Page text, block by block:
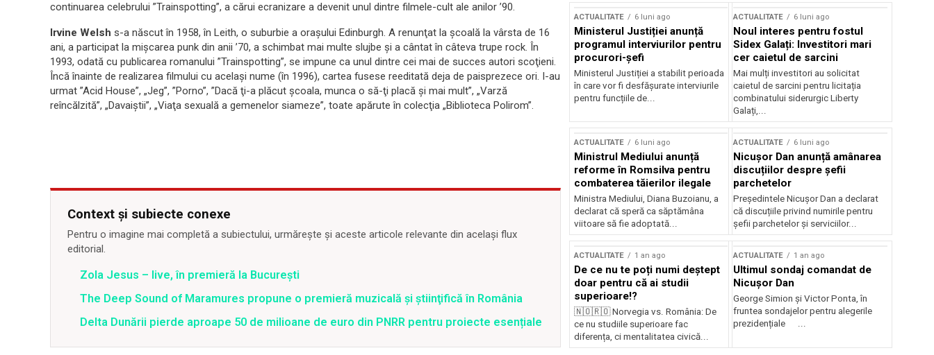
continuarea celebrului ”Trainspotting”, a cărui ecranizare a devenit unul dintre filmele-cult ale anilor ’90.
Irvine Welsh s-a născut în 1958, în Leith, o suburbie a oraşului Edinburgh. A renunţat la şcoală la vârsta de 16
ani, a participat la mişcarea punk din anii ’70, a schimbat mai multe slujbe şi a cântat în câteva trupe rock. În
1993, odată cu publicarea romanului ”Trainspotting”, se impune ca unul dintre cei mai de succes autori scoţieni.
Încă înainte de realizarea filmului cu acelaşi nume (în 1996), cartea fusese reeditată deja de paisprezece ori. I-au
urmat ”Acid House”, „Jeg”, ”Porno”, ”Dacă ţi-a plăcut şcoala, munca o să-ţi placă şi mai mult”, „Varză
reîncălzită”, „Davaiştii”, „Viaţa sexuală a gemenelor siameze”, toate apărute în colecţia „Biblioteca Polirom”.
Context și subiecte conexe
Pentru o imagine mai completă a subiectului, urmărește și aceste articole relevante din același flux
editorial.
Zola Jesus – live, în premieră la București
The Deep Sound of Maramures propune o premieră muzicală şi ştiinţifică în România
Delta Dunării pierde aproape 50 de milioane de euro din PNRR pentru proiecte esențiale
ACTUALITATE 6 luni ago
Ministerul Justiției anunță
programul interviurilor pentru
procurori-șefi
Ministerul Justiției a stabilit perioada
în care vor fi desfășurate interviurile
pentru funcțiile de...
ACTUALITATE 6 luni ago
Noul interes pentru fostul
Sidex Galați: Investitori mari
cer caietul de sarcini
Mai mulți investitori au solicitat
caietul de sarcini pentru licitația
combinatului siderurgic Liberty
Galați,...
ACTUALITATE 6 luni ago
Ministrul Mediului anunță
reforme în Romsilva pentru
combaterea tăierilor ilegale
Ministra Mediului, Diana Buzoianu, a
declarat că speră ca săptămâna
viitoare să fie adoptată...
ACTUALITATE 6 luni ago
Nicușor Dan anunță amânarea
discuțiilor despre șefii
parchetelor
Președintele Nicușor Dan a declarat
că discuțiile privind numirile pentru
șefii parchetelor și serviciilor...
ACTUALITATE 1 an ago
De ce nu te poți numi deștept
doar pentru că ai studii
superioare!?
🇳🇴🇷🇴 Norvegia vs. România: De
ce nu studiile superioare fac
diferența, ci mentalitatea civică...
ACTUALITATE 1 an ago
Ultimul sondaj comandat de
Nicușor Dan
George Simion și Victor Ponta, în
fruntea sondajelor pentru alegerile
prezidențiale ...